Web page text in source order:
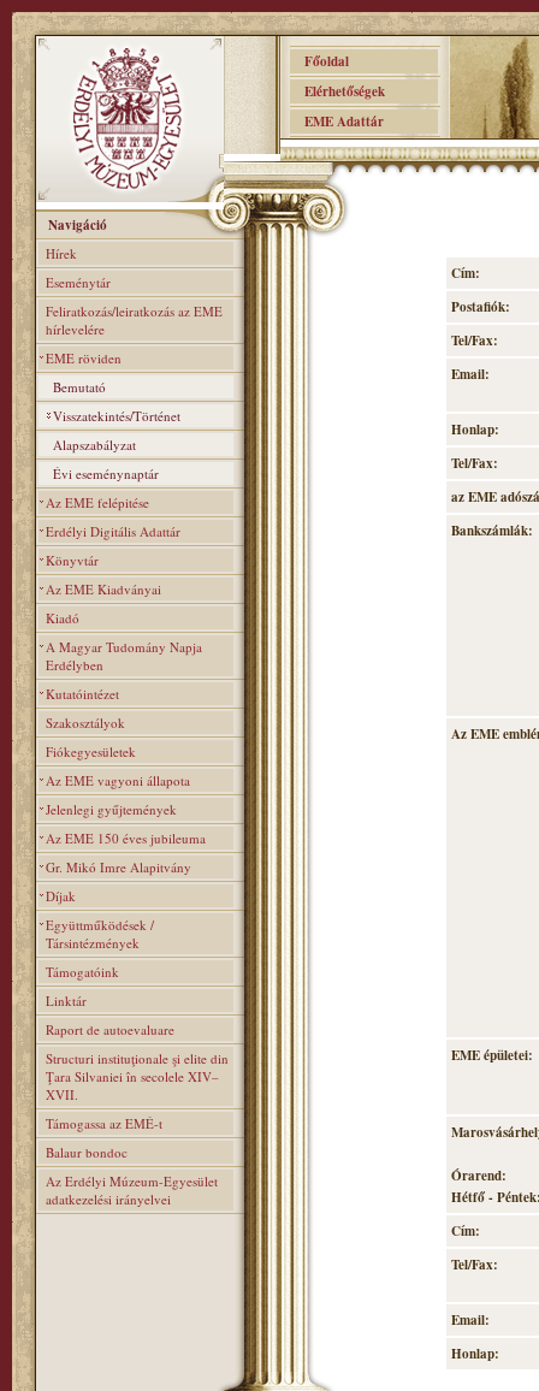
Főoldal
Elérhetőségek
EME Adattár
Navigáció
Hírek
Eseménytár
Feliratkozás/leiratkozás az EME
hírlevelére
EME röviden
Bemutató
Visszatekintés/Történet
Alapszabályzat
Évi eseménynaptár
Az EME felépitése
Erdélyi Digitális Adattár
Könyvtár
Az EME Kiadványai
Kiadó
A Magyar Tudomány Napja
Erdélyben
Kutatóintézet
Szakosztályok
Fiókegyesületek
Az EME vagyoni állapota
Jelenlegi gyűjtemények
Az EME 150 éves jubileuma
Gr. Mikó Imre Alapitvány
Díjak
Együttműködések /
Társintézmények
Támogatóink
Linktár
Raport de autoevaluare
Structuri instituţionale şi elite din
Ţara Silvaniei în secolele XIV–
XVII.
Támogassa az EMÉ-t
Balaur bondoc
Az Erdélyi Múzeum-Egyesület
adatkezelési irányelvei
Cím:
Postafiók:
Tel/Fax:
Email:
Honlap:
Tel/Fax:
az EME
Bankszámlák:
Az EME
EME épületei:
Órarend:
Hétfő -
Cím:
Tel/Fax:
Email:
Honlap: